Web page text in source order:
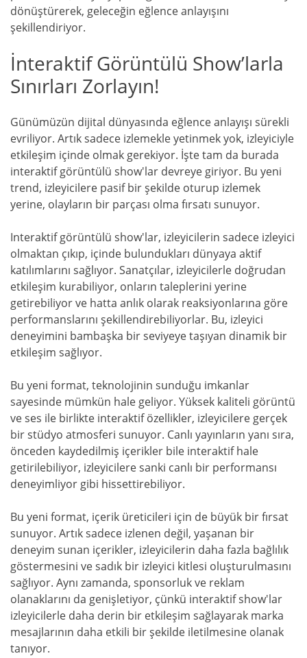
dönüştürerek, geleceğin eğlence anlayışını
şekillendiriyor.
İnteraktif Görüntülü Show’larla
Sınırları Zorlayın!
Günümüzün dijital dünyasında eğlence anlayışı sürekli
evriliyor. Artık sadece izlemekle yetinmek yok, izleyiciyle
etkileşim içinde olmak gerekiyor. İşte tam da burada
interaktif görüntülü show'lar devreye giriyor. Bu yeni
trend, izleyicilere pasif bir şekilde oturup izlemek
yerine, olayların bir parçası olma fırsatı sunuyor.
Interaktif görüntülü show'lar, izleyicilerin sadece izleyici
olmaktan çıkıp, içinde bulundukları dünyaya aktif
katılımlarını sağlıyor. Sanatçılar, izleyicilerle doğrudan
etkileşim kurabiliyor, onların taleplerini yerine
getirebiliyor ve hatta anlık olarak reaksiyonlarına göre
performanslarını şekillendirebiliyorlar. Bu, izleyici
deneyimini bambaşka bir seviyeye taşıyan dinamik bir
etkileşim sağlıyor.
Bu yeni format, teknolojinin sunduğu imkanlar
sayesinde mümkün hale geliyor. Yüksek kaliteli görüntü
ve ses ile birlikte interaktif özellikler, izleyicilere gerçek
bir stüdyo atmosferi sunuyor. Canlı yayınların yanı sıra,
önceden kaydedilmiş içerikler bile interaktif hale
getirilebiliyor, izleyicilere sanki canlı bir performansı
deneyimliyor gibi hissettirebiliyor.
Bu yeni format, içerik üreticileri için de büyük bir fırsat
sunuyor. Artık sadece izlenen değil, yaşanan bir
deneyim sunan içerikler, izleyicilerin daha fazla bağlılık
göstermesini ve sadık bir izleyici kitlesi oluşturulmasını
sağlıyor. Aynı zamanda, sponsorluk ve reklam
olanaklarını da genişletiyor, çünkü interaktif show'lar
izleyicilerle daha derin bir etkileşim sağlayarak marka
mesajlarının daha etkili bir şekilde iletilmesine olanak
tanıyor.